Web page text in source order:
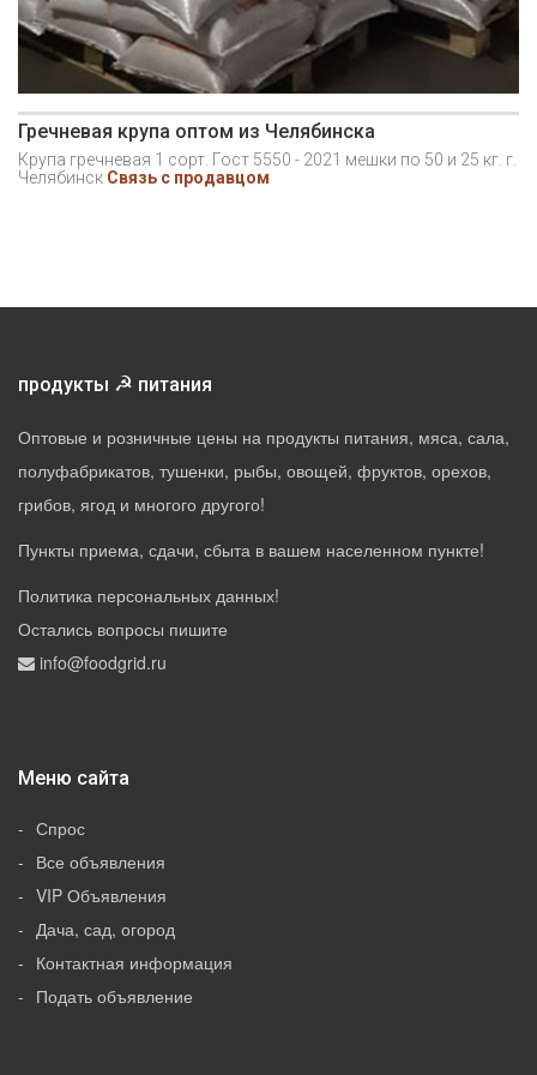
Гречневая крупа оптом из Челябинска
Крупа гречневая 1 сорт. Гост 5550 - 2021 мешки по 50 и 25 кг. г.
Челябинск Связь с продавцом
продукты ☭ питания
Оптовые и розничные цены на продукты питания, мяса, сала,
полуфабрикатов, тушенки, рыбы, овощей, фруктов, орехов,
грибов, ягод и многого другого!
Пункты приема, сдачи, сбыта в вашем населенном пункте!
Политика персональных данных!
Остались вопросы пишите
info@foodgrid.ru
Меню сайта
Спрос
Все объявления
VIP Объявления
Дача, сад, огород
Контактная информация
Подать объявление